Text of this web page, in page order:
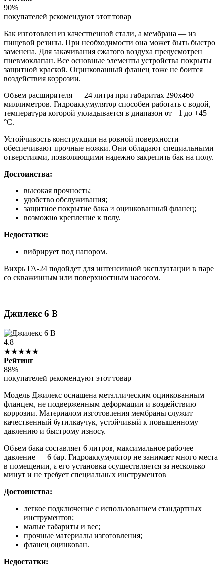
90%
покупателей рекомендуют этот товар
Бак изготовлен из качественной стали, а мембрана — из
пищевой резины. При необходимости она может быть быстро
заменена. Для закачивания сжатого воздуха предусмотрен
пневмоклапан. Все основные элементы устройства покрыты
защитной краской. Оцинкованный фланец тоже не боится
воздействия коррозии.
Объем расширителя — 24 литра при габаритах 290х460
миллиметров. Гидроаккумулятор способен работать с водой,
температура которой укладывается в диапазон от +1 до +45
°С.
Устойчивость конструкции на ровной поверхности
обеспечивают прочные ножки. Они обладают специальными
отверстиями, позволяющими надежно закрепить бак на полу.
Достоинства:
высокая прочность;
удобство обслуживания;
защитное покрытие бака и оцинкованный фланец;
возможно крепление к полу.
Недостатки:
вибрирует под напором.
Вихрь ГА-24 подойдет для интенсивной эксплуатации в паре
со скважинным или поверхностным насосом.
Джилекс 6 В
4.8
★★★★★
Рейтинг
88%
покупателей рекомендуют этот товар
Модель Джилекс оснащена металлическим оцинкованным
фланцем, не подверженным деформации и воздействию
коррозии. Материалом изготовления мембраны служит
качественный бутилкаучук, устойчивый к повышенному
давлению и быстрому износу.
Объем бака составляет 6 литров, максимальное рабочее
давление — 6 бар. Гидроаккумулятор не занимает много места
в помещении, а его установка осуществляется за несколько
минут и не требует специальных инструментов.
Достоинства:
легкое подключение с использованием стандартных
инструментов;
малые габариты и вес;
прочные материалы изготовления;
фланец оцинкован.
Недостатки: